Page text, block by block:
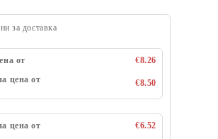
за доставка
от
€8.26
цена от
€8.50
цена от
€6.52